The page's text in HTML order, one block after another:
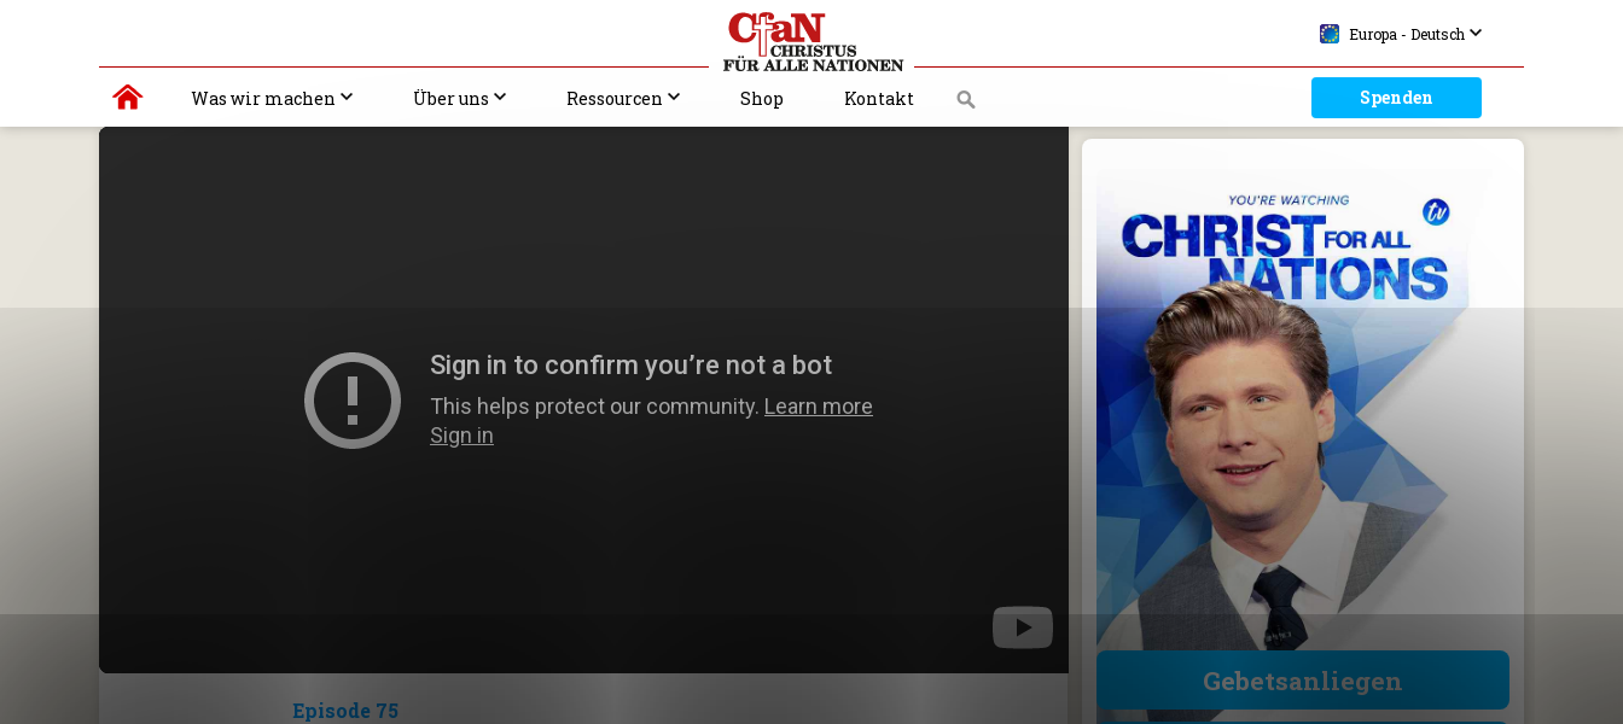
Was wir machen Über uns Ressourcen Shop Kontakt Spenden
Europa - Deutsch
Episode 75
Gebetsanliegen